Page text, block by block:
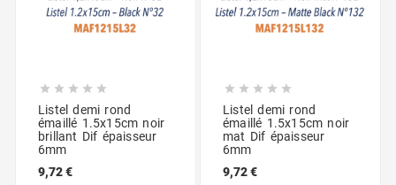
    
Listel demi rond
émaillé 1.5x15cm noir
brillant Dif épaisseur
6mm
9,72 €
    
Listel demi rond
émaillé 1.5x15cm noir
mat Dif épaisseur
6mm
9,72 €